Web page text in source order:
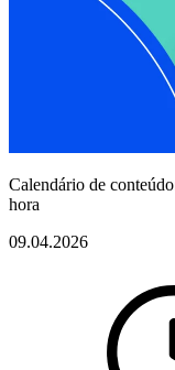
Calendário de
hora
09.04.2026